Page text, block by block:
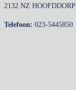
2132 NZ HOOFDDORP
Telefoon: 023-5445850